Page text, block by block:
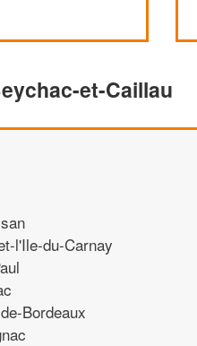
et-Caillau
l'Ile-du-Carnay
Bordeaux